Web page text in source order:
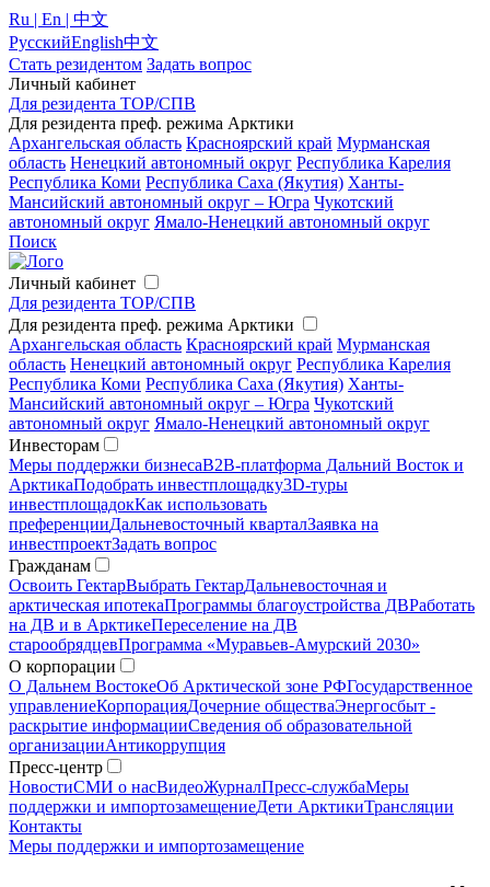
Ru | En | 中文
РусскийEnglish中文
Стать резидентом Задать вопрос
Личный кабинет
Для резидента ТОР/СПВ
Для резидента преф. режима Арктики
Архангельская область Красноярский край Мурманская
область Ненецкий автономный округ Республика Карелия
Республика Коми Республика Саха (Якутия) Ханты-
Мансийский автономный округ – Югра Чукотский
автономный округ Ямало-Ненецкий автономный округ
Поиск
Личный кабинет
Для резидента ТОР/СПВ
Для резидента преф. режима Арктики
Архангельская область Красноярский край Мурманская
область Ненецкий автономный округ Республика Карелия
Республика Коми Республика Саха (Якутия) Ханты-
Мансийский автономный округ – Югра Чукотский
автономный округ Ямало-Ненецкий автономный округ
Инвесторам
Меры поддержки бизнесаB2B-платформа Дальний Восток и
АрктикаПодобрать инвестплощадку3D-туры
инвестплощадокКак использовать
преференцииДальневосточный кварталЗаявка на
инвестпроектЗадать вопрос
Гражданам
Освоить ГектарВыбрать ГектарДальневосточная и
арктическая ипотекаПрограммы благоустройства ДВРаботать
на ДВ и в АрктикеПереселение на ДВ
старообрядцевПрограмма «Муравьев-Амурский 2030»
О корпорации
О Дальнем ВостокеОб Арктической зоне РФГосударственное
управлениеКорпорацияДочерние обществаЭнергосбыт -
раскрытие информацииСведения об образовательной
организацииАнтикоррупция
Пресс-центр
НовостиСМИ о насВидеоЖурналПресс-службаМеры
поддержки и импортозамещениеДети АрктикиТрансляции
Контакты
Меры поддержки и импортозамещение